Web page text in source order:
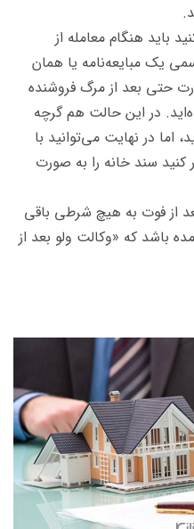
باید هنگام معامله از
یک مبایعه‌نامه یا همان
حتی بعد از مرگ فروشنده
در این حالت هم گرچه
اما در نهایت می‌توانید با
کنید سند خانه را به صورت
از فوت به هیچ شرطی باقی
باشد که «وکالت ولو بعد از